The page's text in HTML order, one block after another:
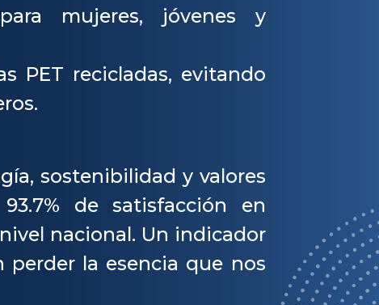
mujeres, jóvenes y
PET recicladas, evitando
sostenibilidad y valores
de satisfacción en
nacional. Un indicador
la esencia que nos